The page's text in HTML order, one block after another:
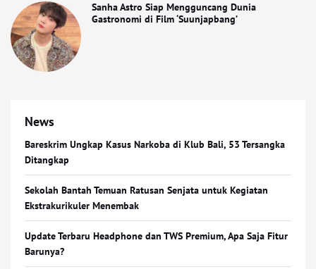
Sanha Astro Siap Mengguncang Dunia
Gastronomi di Film ‘Suunjapbang’
News
Bareskrim Ungkap Kasus Narkoba di Klub Bali, 53 Tersangka
Ditangkap
Sekolah Bantah Temuan Ratusan Senjata untuk Kegiatan
Ekstrakurikuler Menembak
Update Terbaru Headphone dan TWS Premium, Apa Saja Fitur
Barunya?